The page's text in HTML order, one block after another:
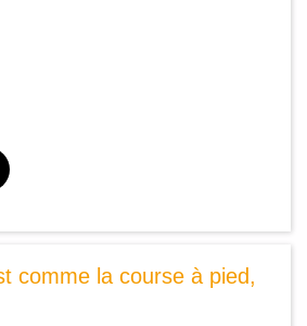
comme la course à pied,